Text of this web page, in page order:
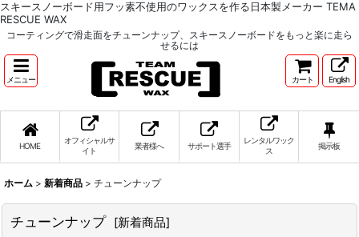
スキースノーボード用フッ素不使用のワックスを作る日本製メーカー TEMA
RESCUE WAX
コーティングで滑走面をチューンナップ、スキースノーボードをもっと楽に走ら
せるには
メニュー カート English
HOME
オフィシャルサ
イト
業者様へ サポート選手
レンタルワック
ス
掲示板
ホーム > 新着商品 > チューンナップ
チューンナップ [新着商品]